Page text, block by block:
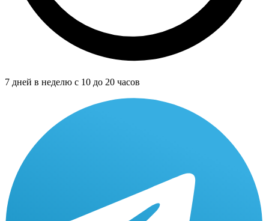
7 дней в неделю с 10 до 20 часов